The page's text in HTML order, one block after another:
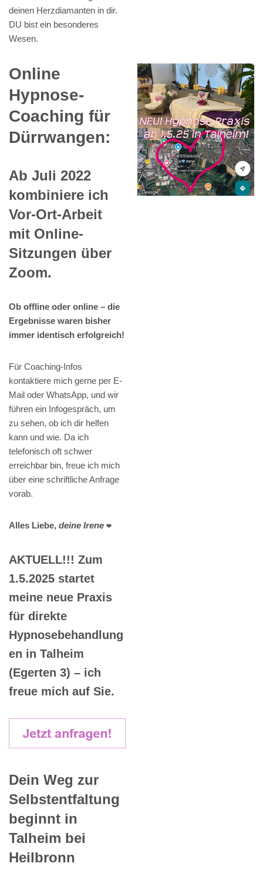
deinen Herzdiamanten in dir.
DU bist ein besonderes
Wesen.
Online
Hypnose-
Coaching für
Dürrwangen:
Ab Juli 2022
kombiniere ich
Vor-Ort-Arbeit
mit Online-
Sitzungen über
Zoom.
Ob offline oder online – die
Ergebnisse waren bisher
immer identisch erfolgreich!
Für Coaching-Infos
kontaktiere mich gerne per E-
Mail oder WhatsApp, und wir
führen ein Infogespräch, um
zu sehen, ob ich dir helfen
kann und wie. Da ich
telefonisch oft schwer
erreichbar bin, freue ich mich
über eine schriftliche Anfrage
vorab.
Alles Liebe, deine Irene ❤️
AKTUELL!!! Zum
1.5.2025 startet
meine neue Praxis
für direkte
Hypnosebehandlung
en in Talheim
(Egerten 3) – ich
freue mich auf Sie.
Dein Weg zur
Selbstentfaltung
beginnt in
Talheim bei
Heilbronn